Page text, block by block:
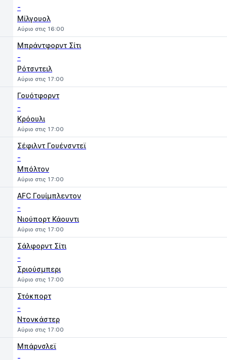
-
Μίλγουολ
Αύριο στις 16:00
Μπράντφορντ Σίτι
-
Ρότσντειλ
Αύριο στις 17:00
Γουότφορντ
-
Κρόουλι
Αύριο στις 17:00
Σέφιλντ Γουένσντεϊ
-
Μπόλτον
Αύριο στις 17:00
AFC Γουίμπλεντον
-
Νιούπορτ Κάουντι
Αύριο στις 17:00
Σάλφορντ Σίτι
-
Σριούσμπερι
Αύριο στις 17:00
Στόκπορτ
-
Ντονκάστερ
Αύριο στις 17:00
Μπάρνσλεϊ
-